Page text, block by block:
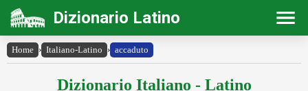
Dizionario Latino
Home › Italiano-Latino › accaduto
Dizionario Italiano - Latino